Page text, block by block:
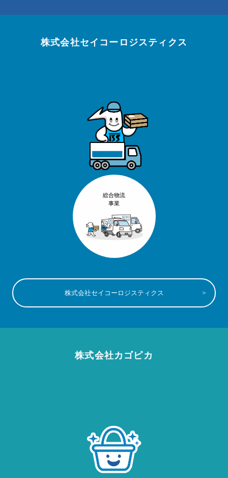
株式会社セイコーロジスティクス
総合物流
事業
株式会社セイコーロジスティクス
株式会社カゴピカ